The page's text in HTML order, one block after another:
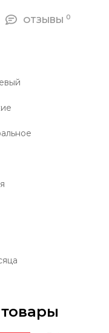
ОТЗЫВЫ 0